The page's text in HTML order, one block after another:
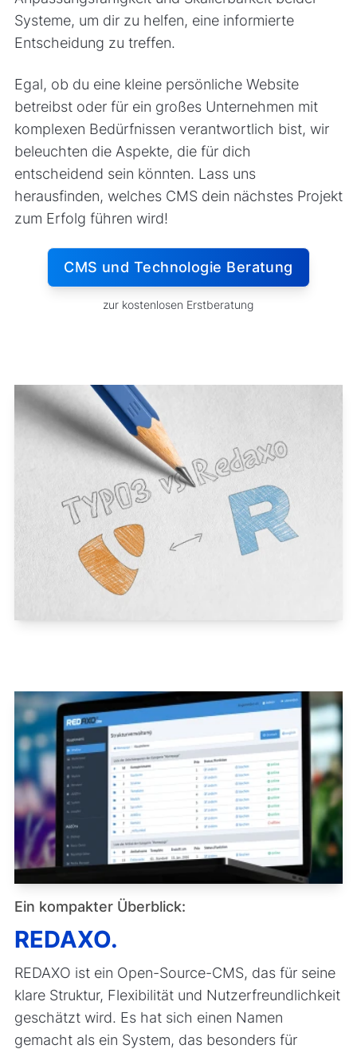
Systeme, um dir zu helfen, eine informierte
Entscheidung zu treffen.
Egal, ob du eine kleine persönliche Website
betreibst oder für ein großes Unternehmen mit
komplexen Bedürfnissen verantwortlich bist, wir
beleuchten die Aspekte, die für dich
entscheidend sein könnten. Lass uns
herausfinden, welches CMS dein nächstes Projekt
zum Erfolg führen wird!
CMS und Technologie Beratung
zur kostenlosen Erstberatung
Ein kompakter Überblick:
REDAXO.
REDAXO ist ein Open-Source-CMS, das für seine
klare Struktur, Flexibilität und Nutzerfreundlichkeit
geschätzt wird. Es hat sich einen Namen
gemacht als ein System, das besonders für